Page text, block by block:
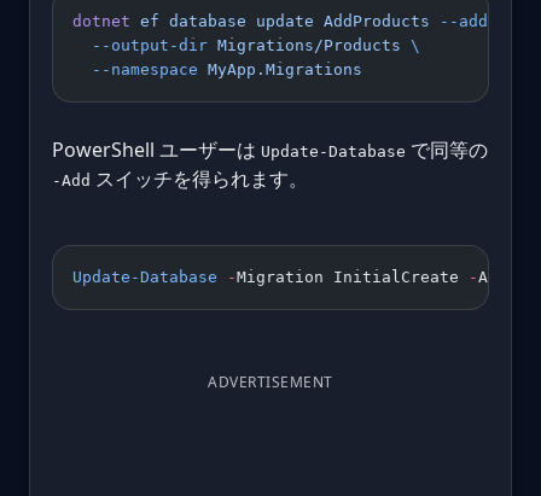
dotnet ef database update AddProducts --add
  --output-dir
Migrations/Products \
  --namespace
MyApp.Migrations
PowerShell ユーザーは Update-Database で同等の
-Add スイッチを得られます。
Update-Database -Migration InitialCreate -Add
ADVERTISEMENT